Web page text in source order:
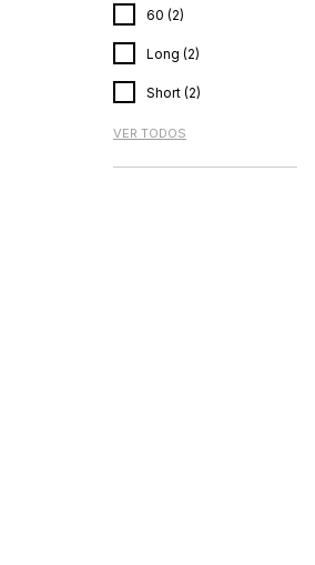
60 (2)
Long (2)
Short (2)
VER TODOS